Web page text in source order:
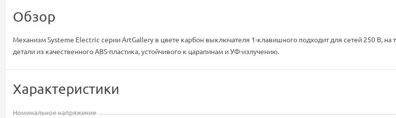
Обзор
Механизм Systeme Electric серии ArtGallery в цвете карбон выключателя 1-клавишного подходит для сетей 250 В,
детали из качественного ABS-пластика, устойчивого к царапинам и УФ-излучению.
Характеристики
Номинальное напряжение